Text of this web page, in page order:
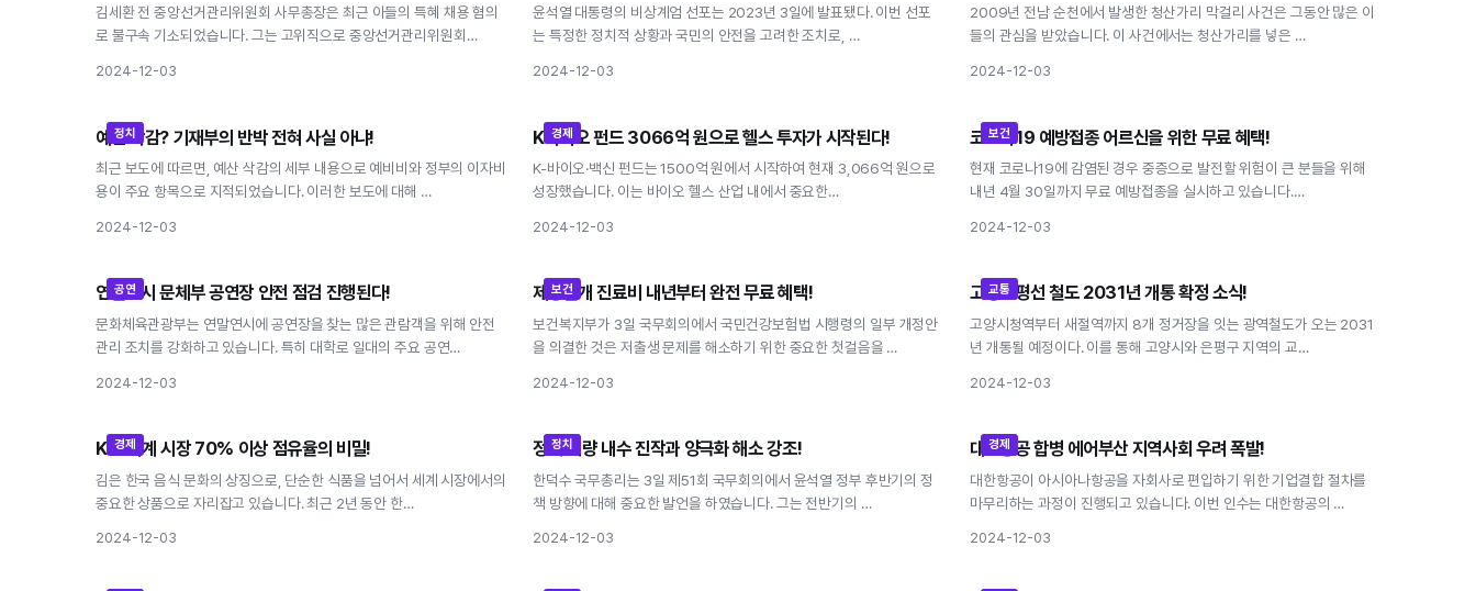
김세환 전 중앙선거관리위원회 사무총장은 최근 아들의 특혜 채용 혐의
로 불구속 기소되었습니다. 그는 고위직으로 중앙선거관리위원회…
2024-12-03
윤석열 대통령의 비상계엄 선포는 2023년 3일에 발표됐다. 이번 선포
는 특정한 정치적 상황과 국민의 안전을 고려한 조치로, …
2024-12-03
2009년 전남 순천에서 발생한 청산가리 막걸리 사건은 그동안 많은 이
들의 관심을 받았습니다. 이 사건에서는 청산가리를 넣은 …
2024-12-03
예산 삭감? 기재부의 반박 전혀 사실 아냐!
예산 삭감? 기재부의 반박 전혀 사실 아냐!
최근 보도에 따르면, 예산 삭감의 세부 내용으로 예비비와 정부의 이자비
용이 주요 항목으로 지적되었습니다. 이러한 보도에 대해 …
2024-12-03
정치
K바이오 펀드 3066억 원으로 헬스 투자가 시작된
다!
K바이오 펀드 3066억 원으로 헬스 투자가 시작된다!
K-바이오·백신 펀드는 1500억 원에서 시작하여 현재 3,066억 원으로
성장했습니다. 이는 바이오 헬스 산업 내에서 중요한…
2024-12-03
경제 코로나19 예방접종 어르신을 위한 무료 혜택!
코로나19 예방접종 어르신을 위한 무료 혜택!
현재 코로나19에 감염된 경우 중증으로 발전할 위험이 큰 분들을 위해
내년 4월 30일까지 무료 예방접종을 실시하고 있습니다.…
2024-12-03
보건
연말연시 문체부 공연장 안전 점검 진행된다!
연말연시 문체부 공연장 안전 점검 진행된다!
문화체육관광부는 연말연시에 공연장을 찾는 많은 관람객을 위해 안전
관리 조치를 강화하고 있습니다. 특히 대학로 일대의 주요 공연…
2024-12-03
공연 제왕절개 진료비 내년부터 완전 무료 혜택!
제왕절개 진료비 내년부터 완전 무료 혜택!
보건복지부가 3일 국무회의에서 국민건강보험법 시행령의 일부 개정안
을 의결한 것은 저출생 문제를 해소하기 위한 중요한 첫걸음을 …
2024-12-03
보건 고양은평선 철도 2031년 개통 확정 소식!
고양은평선 철도 2031년 개통 확정 소식!
고양시청역부터 새절역까지 8개 정거장을 잇는 광역철도가 오는 2031
년 개통될 예정이다. 이를 통해 고양시와 은평구 지역의 교…
2024-12-03
교통
K김 세계 시장 70% 이상 점유율의 비밀!
K김 세계 시장 70% 이상 점유율의 비밀!
김은 한국 음식 문화의 상징으로, 단순한 식품을 넘어서 세계 시장에서의
중요한 상품으로 자리잡고 있습니다. 최근 2년 동안 한…
2024-12-03
경제 정책 역량 내수 진작과 양극화 해소 강조!
정책 역량 내수 진작과 양극화 해소 강조!
한덕수 국무총리는 3일 제51회 국무회의에서 윤석열 정부 후반기의 정
책 방향에 대해 중요한 발언을 하였습니다. 그는 전반기의 …
2024-12-03
정치 대한항공 합병 에어부산 지역사회 우려 폭발!
대한항공 합병 에어부산 지역사회 우려 폭발!
대한항공이 아시아나항공을 자회사로 편입하기 위한 기업결합 절차를
마무리하는 과정이 진행되고 있습니다. 이번 인수는 대한항공의 …
2024-12-03
경제